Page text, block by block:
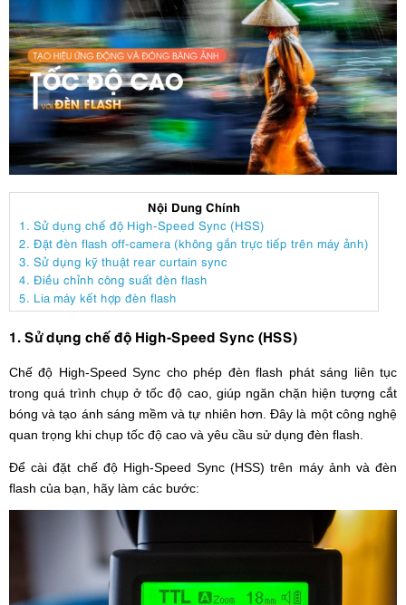
Nội Dung Chính
1. Sử dụng chế độ High-Speed Sync (HSS)
2. Đặt đèn flash off-camera (không gắn trực tiếp trên máy ảnh)
3. Sử dụng kỹ thuật rear curtain sync
4. Điều chỉnh công suất đèn flash
5. Lia máy kết hợp đèn flash
1. Sử dụng chế độ High-Speed Sync (HSS)
Chế độ High-Speed Sync cho phép đèn flash phát sáng liên tục
trong quá trình chụp ở tốc độ cao, giúp ngăn chặn hiện tượng cắt
bóng và tạo ánh sáng mềm và tự nhiên hơn. Đây là một công nghệ
quan trọng khi chụp tốc độ cao và yêu cầu sử dụng đèn flash.
Để cài đặt chế độ High-Speed Sync (HSS) trên máy ảnh và đèn
flash của bạn, hãy làm các bước: